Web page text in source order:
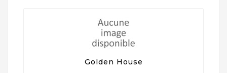
Golden House